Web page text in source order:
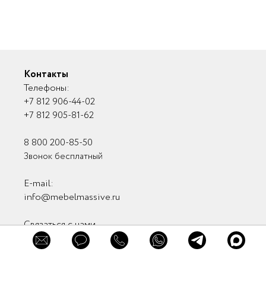
Контакты
Телефоны:
+7 812 906-44-02
+7 812 905-81-62
8 800 200-85-50
Звонок бесплатный
E-mail:
info@mebelmassive.ru
Связаться с нами
Связь с руководством
Мы в соцсетях